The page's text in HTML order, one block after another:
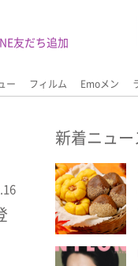
ー フィルム Emoメン
友だち追加
新着ニュー